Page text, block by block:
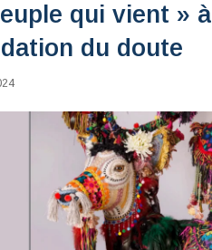
qui vient » à
du doute